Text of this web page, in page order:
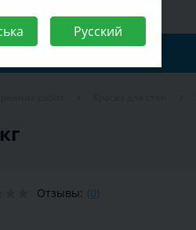
Отзывы: (0)
Русский